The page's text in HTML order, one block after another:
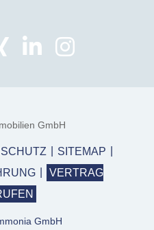
GmbH
SITEMAP
VERTRAG
GmbH